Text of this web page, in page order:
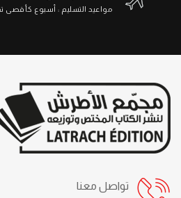
مواعيد التسليم : أسبوع كأقصى
تواصل معنا